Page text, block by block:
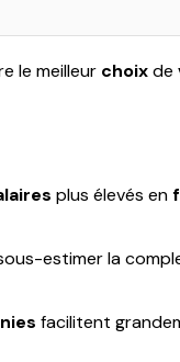
le meilleur choixde
plus élevés en
estimer la
facilitent